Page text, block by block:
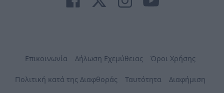
Επικοινωνία Δήλωση Εχεμύθειας Όροι Χρήσης
Πολιτική κατά της Διαφθοράς Ταυτότητα Διαφήμιση